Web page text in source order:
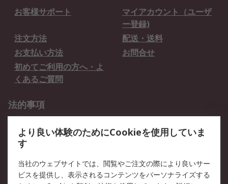
お客様サポート
マイアカウント（ユーザ
ー登録)
注文方法
配送・送料
お支払い方法
お問合せ
初めてご利用の方へ・よ
くあるご質問
法的事項
クッキーポリシー
RSについて
より良い体験のためにCookieを使用していま
す
当社のウェブサイトでは、閲覧やご注文の際により良いサー
ビスを提供し、表示されるコンテンツをパーソナライズする